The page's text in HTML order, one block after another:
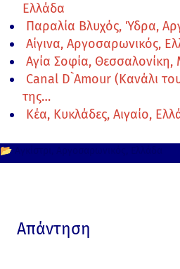
Ελλάδα
Παραλία Βλυχός, Ύδρα,
Αίγινα, Αργοσαρωνικός,
Αγία Σοφία, Θεσσαλονίκη,
Canal D`Amour (Κανάλι
της…
Κέα, Κυκλάδες, Αιγαίο,
📂
Απάντηση